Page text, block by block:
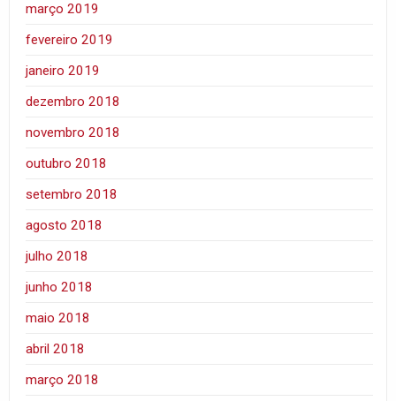
março 2019
fevereiro 2019
janeiro 2019
dezembro 2018
novembro 2018
outubro 2018
setembro 2018
agosto 2018
julho 2018
junho 2018
maio 2018
abril 2018
março 2018